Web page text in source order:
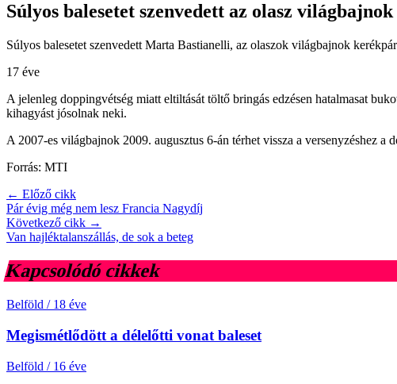
Súlyos balesetet szenvedett az olasz világbajnok
Súlyos balesetet szenvedett Marta Bastianelli, az olaszok világbajnok
17 éve
A jelenleg doppingvétség miatt eltiltását töltő bringás edzésen hatalmasat
kihagyást jósolnak neki.
A 2007-es világbajnok 2009. augusztus 6-án térhet vissza a versenyzéshez a
Forrás: MTI
← Előző cikk
Pár évig még nem lesz Francia Nagydíj
Következő cikk →
Van hajléktalanszállás, de sok a beteg
Kapcsolódó cikkek
Belföld / 18 éve
Megismétlődött a délelőtti vonat baleset
Belföld / 16 éve